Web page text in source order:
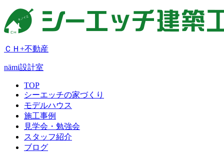
ＣＨ+不動産
nämi設計室
TOP
シーエッチの家づくり
モデルハウス
施工事例
見学会・勉強会
スタッフ紹介
ブログ